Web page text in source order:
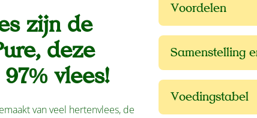
zijn de
deze
vlees!
van veel hertenvlees, de
Voordelen
Samenstelling
Voedingstabel